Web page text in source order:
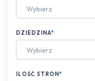
Wybierz
DZIEDZINA*
Wybierz
ILOŚĆ STRON*